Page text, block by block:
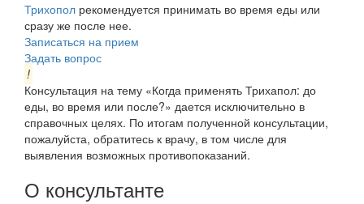
Трихопол рекомендуется принимать во время еды или
сразу же после нее.
Записаться на прием
Задать вопрос
!
Консультация на тему «Когда применять Трихапол: до
еды, во время или после?» дается исключительно в
справочных целях. По итогам полученной консультации,
пожалуйста, обратитесь к врачу, в том числе для
выявления возможных противопоказаний.
О консультанте